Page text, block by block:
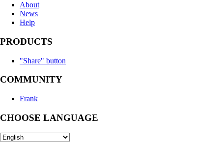
About
News
Help
PRODUCTS
"Share" button
COMMUNITY
Frank
CHOOSE LANGUAGE